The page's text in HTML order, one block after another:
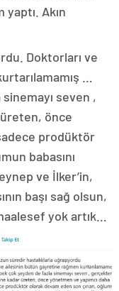
Akın
Doktorları ve
…
seven ,
önce
prodüktör
babasını
ve İlker’in,
başı sağ olsun,
yok artık…